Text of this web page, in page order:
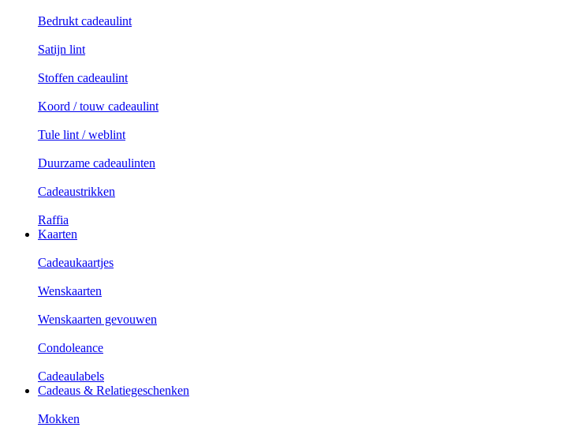
Bedrukt cadeaulint
Satijn lint
Stoffen cadeaulint
Koord / touw cadeaulint
Tule lint / weblint
Duurzame cadeaulinten
Cadeaustrikken
Raffia
Kaarten
Cadeaukaartjes
Wenskaarten
Wenskaarten gevouwen
Condoleance
Cadeaulabels
Cadeaus & Relatiegeschenken
Mokken